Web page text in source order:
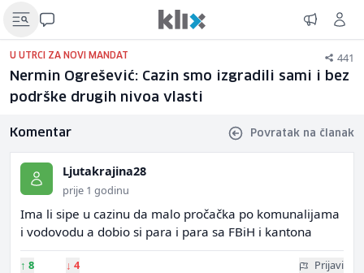
U UTRCI ZA NOVI MANDAT 441
Nermin Ogrešević: Cazin smo izgradili sami i bez
podrške drugih nivoa vlasti
Komentar Povratak na članak
Ljutakrajina28
prije 1 godinu
Ima li sipe u cazinu da malo pročačka po komunalijama
i vodovodu a dobio si para i para sa FBiH i kantona
↑ 8 ↓ 4 Prijavi